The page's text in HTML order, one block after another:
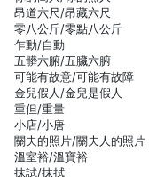
昂道六尺/昂藏六尺
零八公斤/零點八公斤
乍動/自動
五髒六腑/五臟六腑
可能有故意/可能有故障
金兒假人/金兒是假人
重但/重量
小店/小唐
關夫的照片/關夫人的照片
溫室裕/溫寶裕
抹試/抹拭